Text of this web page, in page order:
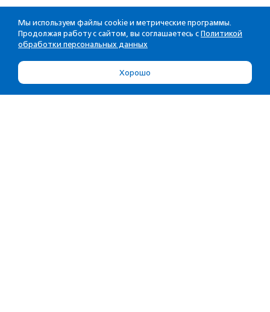
Мы используем файлы cookie и метрические программы.
Продолжая работу с сайтом, вы соглашаетесь с Политикой
обработки персональных данных
Хорошо